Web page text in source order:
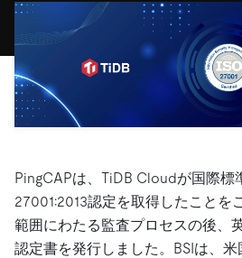
エコシステム
Integrations
TiSpark
運用インテリジェンスの活用
MySQLワークロードの近代化
エンゲージメント
イベント
Discord Community
PingCAP University
プライバシーポリシーなど、契約
Trust Hub
お客様のデータの機密性、可用性
ます。
会社概要
ニュース
キャリア
ドキュメント
TiDB Cloud
開発者ガイド
無料で始める
PingCAPは、TiDB Cloudが国際標
27001:2013認定を取得したことを
範囲にわたる監査プロセスの後、
認定書を発行しました。BSIは、